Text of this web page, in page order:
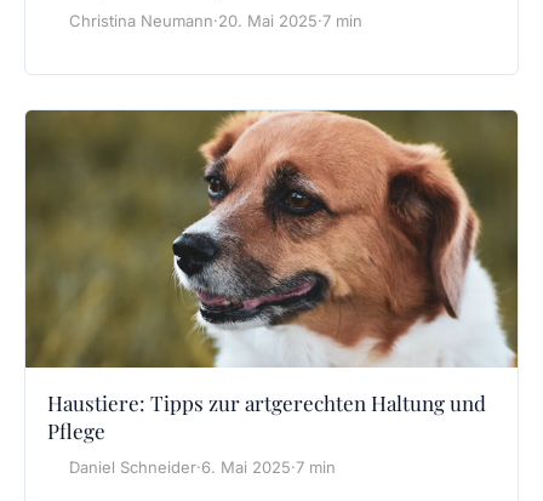
Christina Neumann·20. Mai 2025·7 min
Haustiere: Tipps zur artgerechten Haltung und
Pflege
Daniel Schneider·6. Mai 2025·7 min